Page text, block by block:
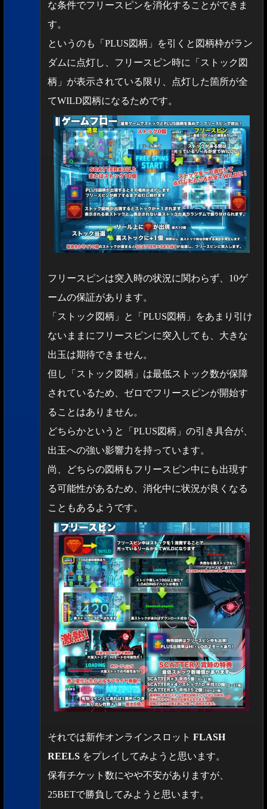
な条件でフリースピンを消化することができま
す。
というのも「PLUS図柄」を引くと図柄枠がラン
ダムに点灯し、フリースピン時に「ストック図
柄」が表示されている限り、点灯した箇所が全
てWILD図柄になるためです。
フリースピンは突入時の状況に関わらず、10ゲ
ームの保証があります。
「ストック図柄」と「PLUS図柄」をあまり引け
ないままにフリースピンに突入しても、大きな
出玉は期待できません。
但し「ストック図柄」は最低ストック数が保障
されているため、ゼロでフリースピンが開始す
ることはありません。
どちらかというと「PLUS図柄」の引き具合が、
出玉への強い影響力を持っています。
尚、どちらの図柄もフリースピン中にも出現す
る可能性があるため、消化中に状況が良くなる
こともあるようです。
それでは新作オンラインスロット FLASH
REELS をプレイしてみようと思います。
保有チケット数にやや不安がありますが、
25BETで勝負してみようと思います。